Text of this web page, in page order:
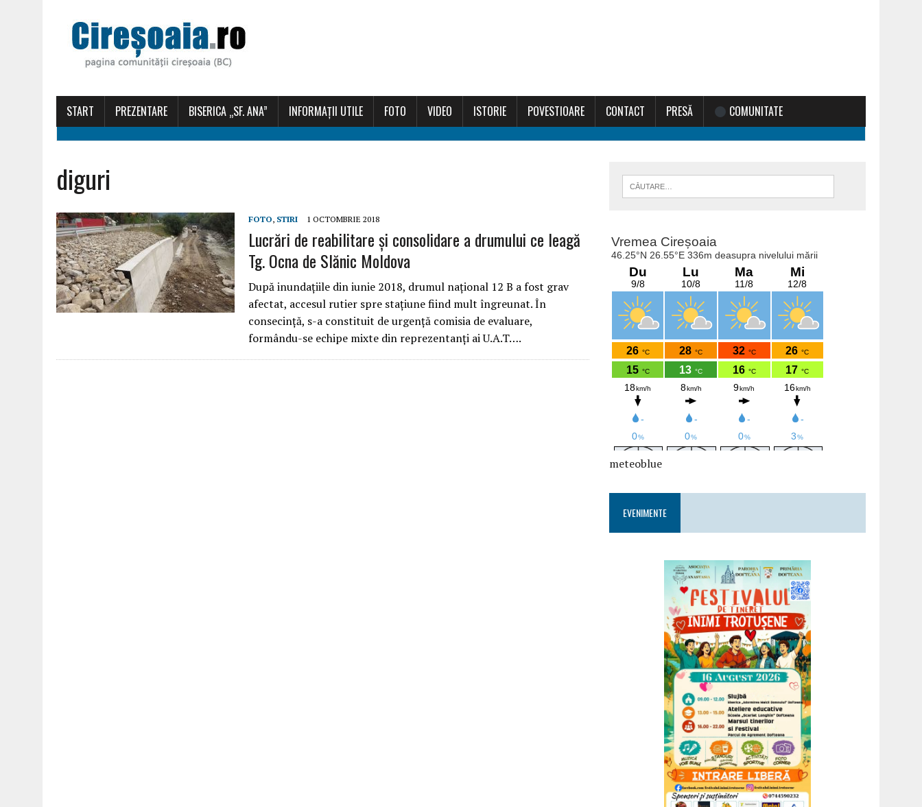
START PREZENTARE BISERICA „SF. ANA” INFORMAȚII UTILE FOTO VIDEO ISTORIE POVESTIOARE CONTACT PRESĂ COMUNITATE
diguri
FOTO, STIRI 1 OCTOMBRIE 2018
Lucrări de reabilitare și consolidare a drumului ce leagă
Tg. Ocna de Slănic Moldova
După inundațiile din iunie 2018, drumul național 12 B a fost grav
afectat, accesul rutier spre stațiune fiind mult îngreunat. În
consecință, s-a constituit de urgență comisia de evaluare,
formându-se echipe mixte din reprezentanți ai U.A.T….
meteoblue
EVENIMENTE